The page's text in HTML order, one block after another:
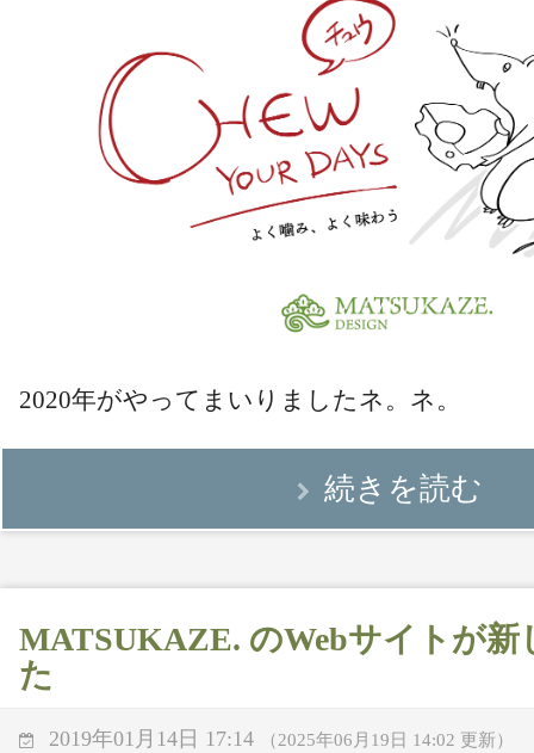
2020年がやってまいりましたネ。ネ。
続きを読む
MATSUKAZE. のWebサイトが新
た
2019年01月14日 17:14 （2025年06月19日 14:02 更新）